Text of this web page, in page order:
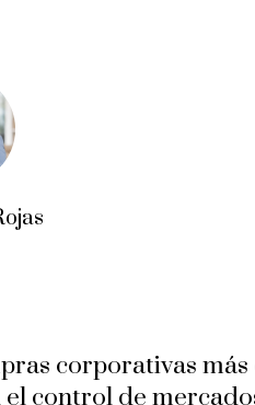
corporativas más
el control de